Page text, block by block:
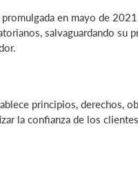
promulgada en mayo de
salvaguardando
principios,
la confianza de los